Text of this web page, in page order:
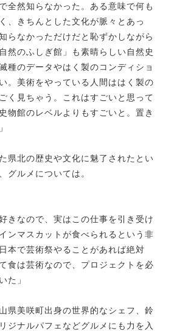
全然知らなかった。ある意味で何も
、きちんとした文化が脈々とあっ
らなかっただけだと恥ずかしながら
然のふしぎ館」も素晴らしい自然史
種のデータやはく製のコンディショ
。美術をやっている人間ははく製の
く見ちゃう。これはすごいと思って
物館のレベルよりもすごいと。置き
県北の歴史や文化に魅了されたとい
グルメについては。
きなので、実はこの仕事を引き受け
ンマスカットが食べられるという非
本で芸術祭やることがあれば絶対
食は芸術なので、プロジェクトを必
た」
県美咲町出身の世界的なシェフ、鈴
ジナルパフェなどグルメにも力を入